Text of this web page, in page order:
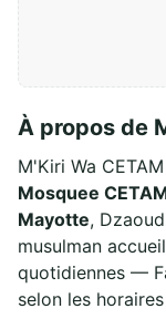
À propos de
M'Kiri Wa
Mosquee
Mayotte,
musulman
quotidiennes —
selon les